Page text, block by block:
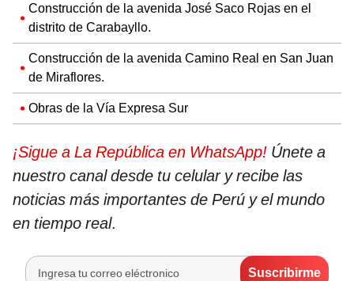
Construcción de la avenida José Saco Rojas en el
distrito de Carabayllo.
Construcción de la avenida Camino Real en San Juan
de Miraflores.
Obras de la Vía Expresa Sur
¡Sigue a La República en WhatsApp! Únete a
nuestro canal desde tu celular y recibe las
noticias más importantes de Perú y el mundo
en tiempo real.